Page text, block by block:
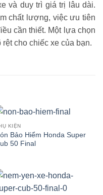
và duy trì giá trị lâu dài.
chất lượng, việc ưu tiên
cần thiết. Một lựa chọn
cho chiếc xe của bạn.
KIỆN
Bảo Hiểm Honda Super
50 Final